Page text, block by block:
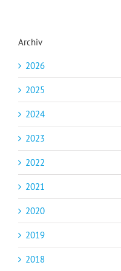
Archiv
2026
2025
2024
2023
2022
2021
2020
2019
2018